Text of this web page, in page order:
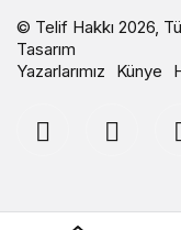
© Telif Hakkı 2026,
Tasarım
Yazarlarımız
Künye